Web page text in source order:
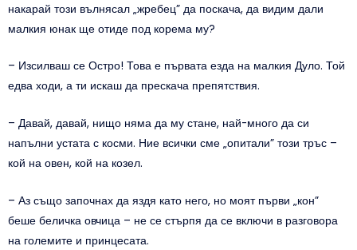
накарай този вълнясал „жребец” да поскача, да видим дали
малкия юнак ще отиде под корема му?
– Изсилваш се Остро! Това е първата езда на малкия Дуло. Той
едва ходи, а ти искаш да прескача препятствия.
– Давай, давай, нищо няма да му стане, най-много да си
напълни устата с косми. Ние всички сме „опитали” този тръс –
кой на овен, кой на козел.
– Аз също започнах да яздя като него, но моят първи „кон”
беше беличка овчица – не се стърпя да се включи в разговора
на големите и принцесата.